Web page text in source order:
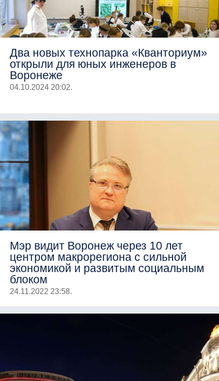
Два новых технопарка «Кванториум»
открыли для юных инженеров в
Воронеже
04.10.2024 20:02.
Мэр видит Воронеж через 10 лет
центром макрорегиона с сильной
экономикой и развитым социальным
блоком
24.11.2022 23:58.